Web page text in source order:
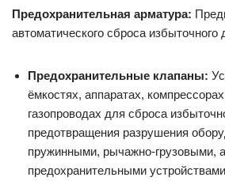
Предохранительная арматура:
автоматического сброса избыточного
Предохранительные клапаны:
ёмкостях, аппаратах,
газопроводах для сброса
предотвращения разрушения
пружинными, рычажно-грузовыми,
предохранительными